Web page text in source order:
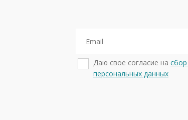
Даю свое согласие на
персональных данных